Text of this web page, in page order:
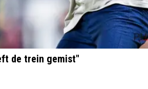
de trein gemist"